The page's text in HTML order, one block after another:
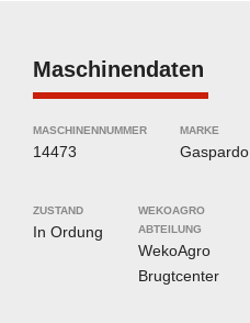
Maschinendaten
MASCHINENNUMMER
14473
MARKE
Gaspardo
ZUSTAND
In Ordung
WEKOAGRO
ABTEILUNG
WekoAgro
Brugtcenter